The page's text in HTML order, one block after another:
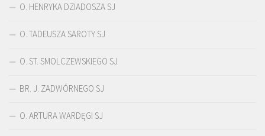
O. HENRYKA DZIADOSZA SJ
O. TADEUSZA SAROTY SJ
O. ST. SMOLCZEWSKIEGO SJ
BR. J. ZADWÓRNEGO SJ
O. ARTURA WARDĘGI SJ